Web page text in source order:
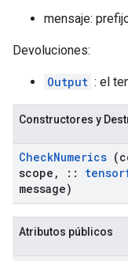
mensaje:
Devoluciones:
Output : el
Constructores y
CheckNumerics
scope , ::
message)
Atributos públicos